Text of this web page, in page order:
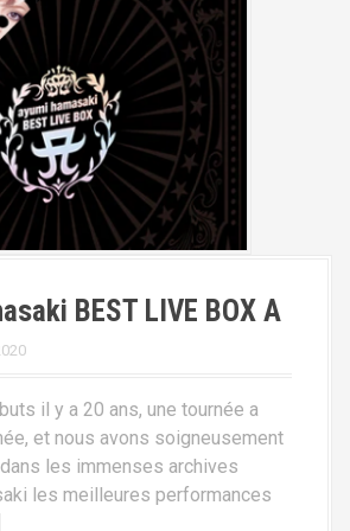
BEST LIVE BOX A
il y a 20 ans, une tournée a
et nous avons soigneusement
les immenses archives
les meilleures performances